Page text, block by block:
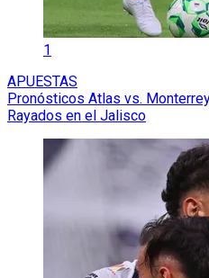
1
APUESTAS
Pronósticos Atlas vs.
Rayados en el Jalisco